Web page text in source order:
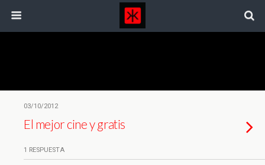
03/10/2012
El mejor cine y gratis
1 RESPUESTA